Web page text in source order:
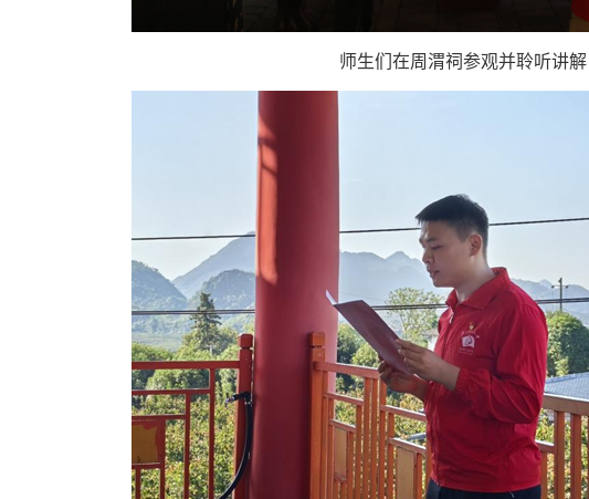
师生们在周渭祠参观并聆听讲解